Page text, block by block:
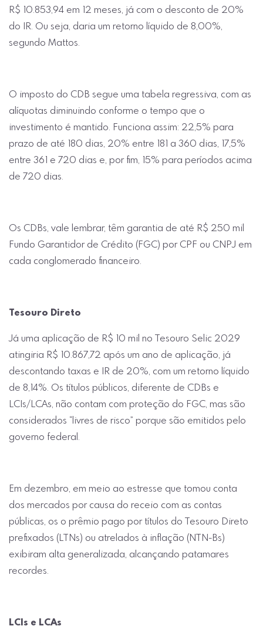
R$ 10.853,94 em 12 meses, já com o desconto de 20%
do IR. Ou seja, daria um retorno líquido de 8,00%,
segundo Mattos.
O imposto do CDB segue uma tabela regressiva, com as
alíquotas diminuindo conforme o tempo que o
investimento é mantido. Funciona assim: 22,5% para
prazo de até 180 dias, 20% entre 181 a 360 dias, 17,5%
entre 361 e 720 dias e, por fim, 15% para períodos acima
de 720 dias.
Os CDBs, vale lembrar, têm garantia de até R$ 250 mil
Fundo Garantidor de Crédito (FGC) por CPF ou CNPJ em
cada conglomerado financeiro.
Tesouro Direto
Já uma aplicação de R$ 10 mil no Tesouro Selic 2029
atingiria R$ 10.867,72 após um ano de aplicação, já
descontando taxas e IR de 20%, com um retorno líquido
de 8,14%. Os títulos públicos, diferente de CDBs e
LCIs/LCAs, não contam com proteção do FGC, mas são
considerados “livres de risco” porque são emitidos pelo
governo federal.
Em dezembro, em meio ao estresse que tomou conta
dos mercados por causa do receio com as contas
públicas, os o prêmio pago por títulos do Tesouro Direto
prefixados (LTNs) ou atrelados à inflação (NTN-Bs)
exibiram alta generalizada, alcançando patamares
recordes.
LCIs e LCAs